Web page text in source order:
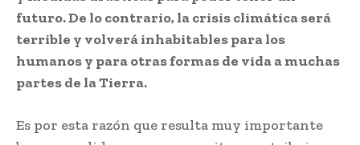
futuro. De lo contrario, la crisis climática será
terrible y volverá inhabitables para los
humanos y para otras formas de vida a muchas
partes de la Tierra.
Es por esta razón que resulta muy importante